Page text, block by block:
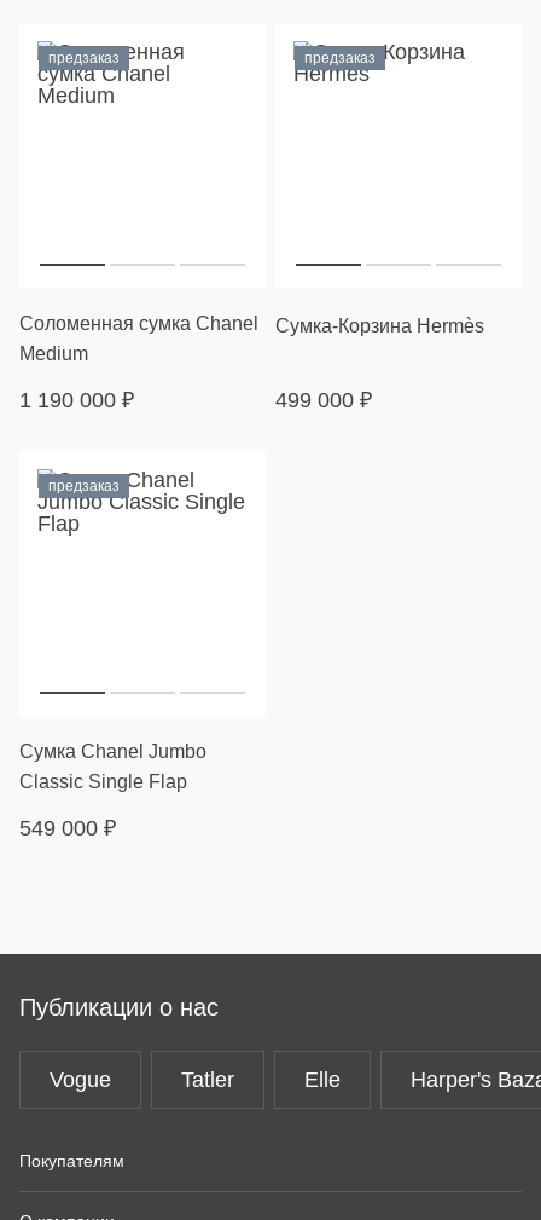
предзаказ
Соломенная сумка Chanel
Medium
1 190 000 ₽
предзаказ
Сумка-Корзина Hermès
499 000 ₽
предзаказ
Сумка Chanel Jumbo
Classic Single Flap
549 000 ₽
Публикации о нас
Vogue Tatler Elle Harper's
Покупателям